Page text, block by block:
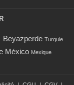
Beyazperde Turquie
México Mexique